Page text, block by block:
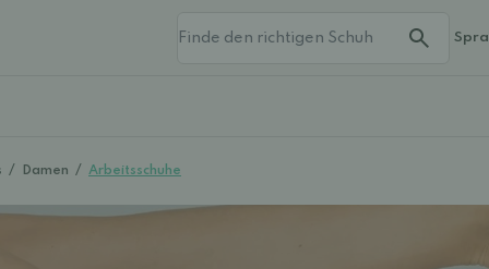
/ Damen / Arbeitsschuhe